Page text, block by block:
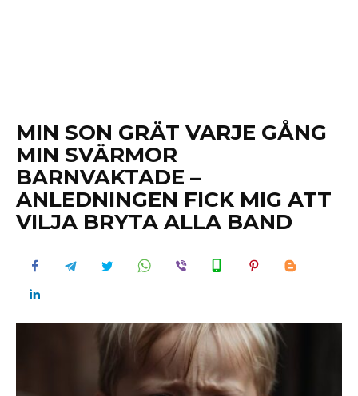
MIN SON GRÄT VARJE GÅNG
MIN SVÄRMOR
BARNVAKTADE –
ANLEDNINGEN FICK MIG ATT
VILJA BRYTA ALLA BAND